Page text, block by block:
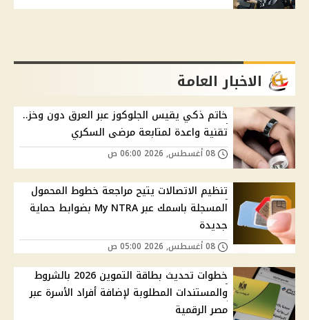
الاخبار العامة
خاتم ذكي يقيس الجلوكوز عبر العرق دون وخز..
تقنية واعدة لمتابعة مرضى السكري
تنظيم الاتصالات يتيح مراجعة خطوط المحمول
المسجلة باسمك عبر My NTRA بضوابط حماية
جديدة
خطوات تحديث بطاقة التموين 2026 بالشروط
والمستندات المطلوبة لإضافة أفراد الأسرة عبر
مصر الرقمية